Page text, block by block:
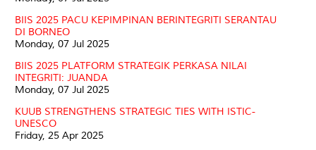
BIIS 2025 PACU KEPIMPINAN BERINTEGRITI SERANTAU
DI BORNEO
Monday, 07 Jul 2025
BIIS 2025 PLATFORM STRATEGIK PERKASA NILAI
INTEGRITI: JUANDA
Monday, 07 Jul 2025
KUUB STRENGTHENS STRATEGIC TIES WITH ISTIC-
UNESCO
Friday, 25 Apr 2025